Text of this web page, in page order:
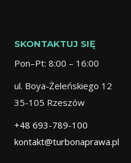
SKONTAKTUJ SIĘ
Pon–Pt: 8:00 – 16:00
ul. Boya-Żeleńskiego 12
35-105 Rzeszów
+48 693-789-100
kontakt@turbonaprawa.pl